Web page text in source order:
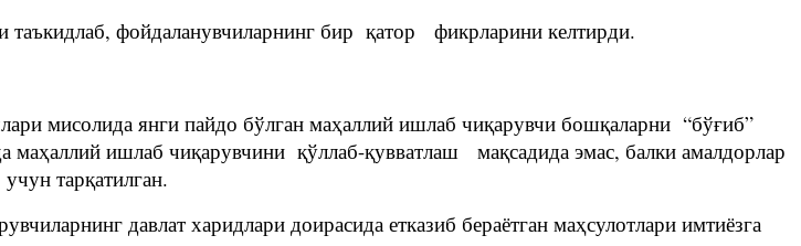
фойдаланувчиларнинг бир қатор фикрларини келтирди.
мисолида янги пайдо бўлган маҳаллий ишлаб чиқарувчи бошқаларни “бўғиб”
ишлаб чиқарувчини қўллаб-қувватлаш мақсадида эмас, балки амалдорлар
тарқатилган.
давлат харидлари доирасида етказиб бераётган маҳсулотлари имтиёзга